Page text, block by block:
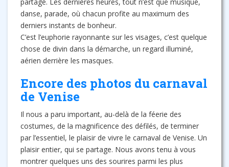
danse, parade, où chacun profite au maximum des
derniers instants de bonheur.
C’est l’euphorie rayonnante sur les visages, c’est quelque
chose de divin dans la démarche, un regard illuminé,
aérien derrière les masques.
Encore des photos du carnaval
de Venise
Il nous a paru important, au-delà de la féerie des
costumes, de la magnificence des défilés, de terminer
par l’essentiel, le plaisir de vivre le carnaval de Venise. Un
plaisir entier, qui se partage. Nous avons tenu à vous
montrer quelques uns des sourires parmi les plus